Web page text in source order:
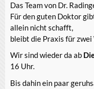
Das Team von Dr.
Für den guten Doktor
allein nicht schafft,
bleibt die Praxis für zwei
Wir sind wieder da ab
16 Uhr.
Bis dahin ein paar